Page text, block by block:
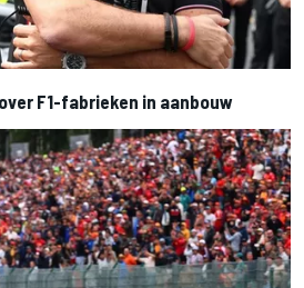
F1-fabrieken in aanbouw